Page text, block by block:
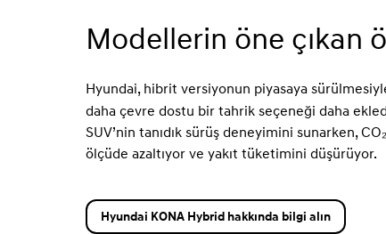
Modellerin öne çıkan
Hyundai, hibrit versiyonun piyasaya
daha çevre dostu bir tahrik seçeneği daha
SUV’nin tanıdık sürüş deneyimini sunarken,
ölçüde azaltıyor ve yakıt tüketimini düşürüyor.
Hyundai KONA Hybrid hakkında bilgi alın